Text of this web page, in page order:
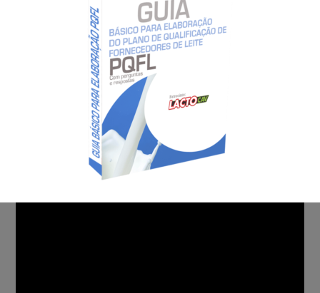
AGROCAVE NA CBN – 19/10/2019